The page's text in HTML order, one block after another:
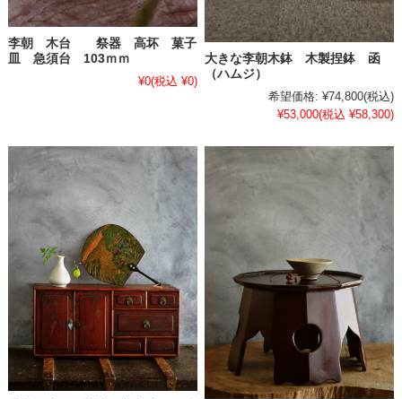
李朝 木台 祭器 高坏 菓子
皿 急須台 103ｍｍ
¥0(税込 ¥0)
大きな李朝木鉢 木製捏鉢 函
（ハムジ）
希望価格: ¥74,800(税込)
¥53,000(税込 ¥58,300)